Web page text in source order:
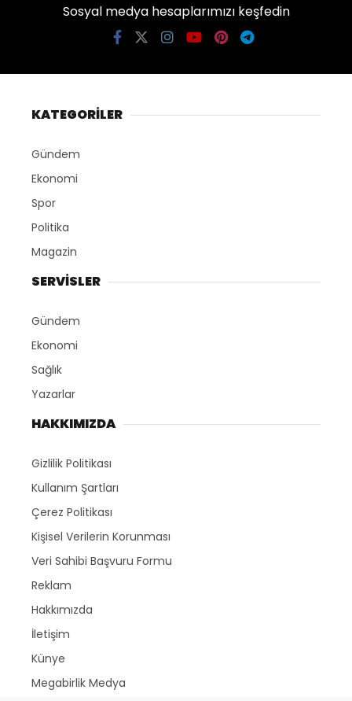
Sosyal medya hesaplarımızı keşfedin
KATEGORİLER
Gündem
Ekonomi
Spor
Politika
Magazin
SERVİSLER
Gündem
Ekonomi
Sağlık
Yazarlar
HAKKIMIZDA
Gizlilik Politikası
Kullanım Şartları
Çerez Politikası
Kişisel Verilerin Korunması
Veri Sahibi Başvuru Formu
Reklam
Hakkımızda
İletişim
Künye
Megabirlik Medya